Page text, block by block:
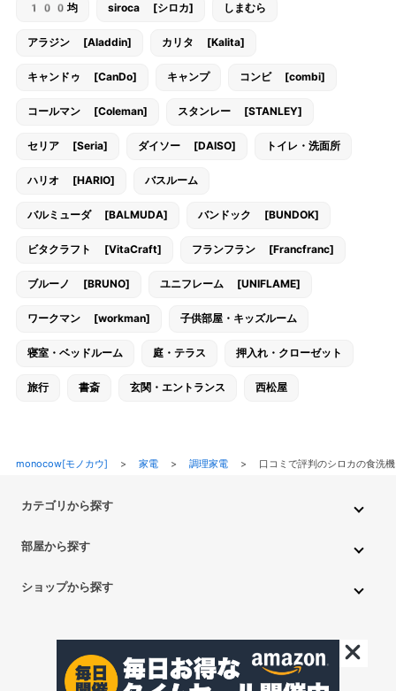
100均 siroca [シロカ] しまむら
アラジン [Aladdin] カリタ [Kalita]
キャンドゥ [CanDo] キャンプ コンビ [combi]
コールマン [Coleman] スタンレー [STANLEY]
セリア [Seria] ダイソー [DAISO] トイレ・洗面所
ハリオ [HARIO] バスルーム
バルミューダ [BALMUDA] バンドック [BUNDOK]
ビタクラフト [VitaCraft] フランフラン [Francfranc]
ブルーノ [BRUNO] ユニフレーム [UNIFLAME]
ワークマン [workman] 子供部屋・キッズルーム
寝室・ベッドルーム 庭・テラス 押入れ・クローゼット
旅行 書斎 玄関・エントランス 西松屋
monocow[モノカウ] > 家電> 調理家電> 口コミで評判のシロカの食洗
カテゴリから探す
ペット用品 ベビー・キッズ
部屋から探す
トイレ・洗面所 バスルーム 押入れ・クローゼット
玄関・エントランス 庭・テラス/a> 一人暮らし
ショップから探す
アイリスオーヤマ しまむら 西松屋 CanDo
©monocow All Rights Reserved.